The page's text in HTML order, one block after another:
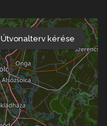
Útvonalterv kérése